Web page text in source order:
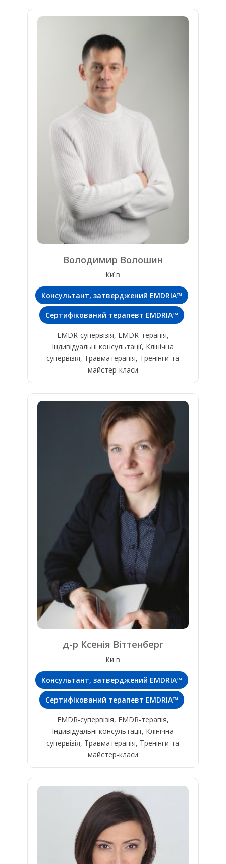
Володимир Волошин
Київ
Консультант, затверджений EMDRIA™
Сертифікований терапевт EMDRIA™
EMDR-супервізія, EMDR-терапія,
Індивідуальні консультації, Клінічна
супервізія, Травматерапія, Тренінги та
майстер-класи
д-р Ксенія Віттенберг
Київ
Консультант, затверджений EMDRIA™
Сертифікований терапевт EMDRIA™
EMDR-супервізія, EMDR-терапія,
Індивідуальні консультації, Клінічна
супервізія, Травматерапія, Тренінги та
майстер-класи